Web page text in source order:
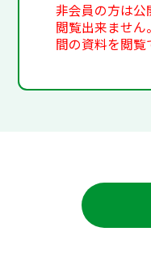
非会員の方は
閲覧出来ません
間の資料を閲覧